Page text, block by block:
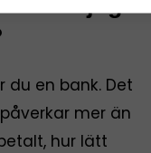
en bank. Det
mer än
hur lätt